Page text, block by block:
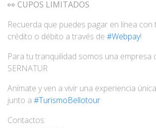
👀 CUPOS LIMITADOS
Recuerda que puedes pagar en línea con
crédito o débito a través de #Webpay!
Para tu tranquilidad somos una empresa
SERNATUR
Anímate y ven a vivir una experiencia
junto a #TurismoBellotour
Contactos: